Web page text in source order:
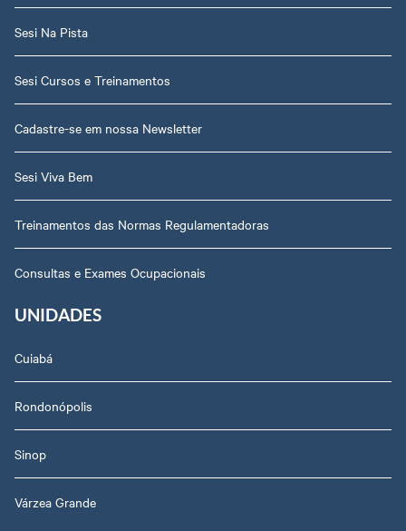
Sesi Na Pista
Sesi Cursos e Treinamentos
Cadastre-se em nossa Newsletter
Sesi Viva Bem
Treinamentos das Normas Regulamentadoras
Consultas e Exames Ocupacionais
UNIDADES
Cuiabá
Rondonópolis
Sinop
Várzea Grande